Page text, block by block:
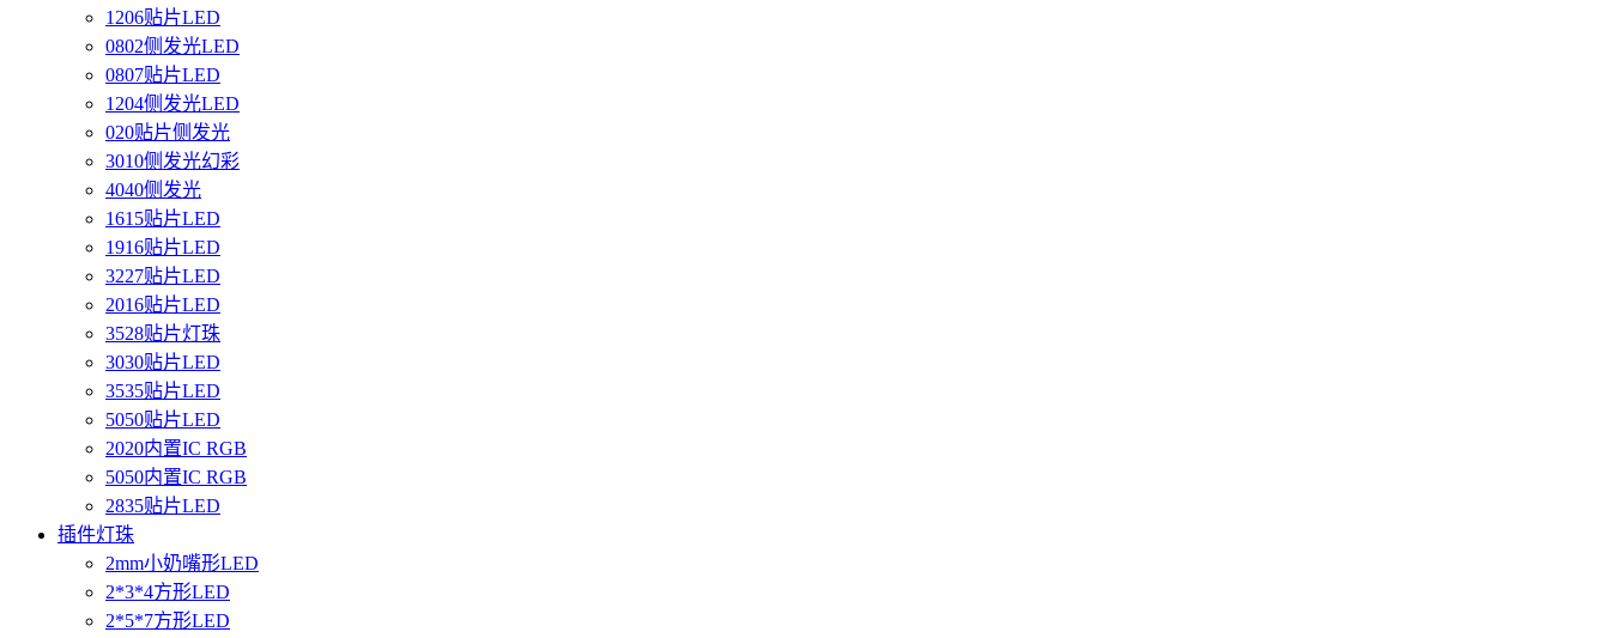
1206贴片LED
0802侧发光LED
0807贴片LED
1204侧发光LED
020贴片侧发光
3010侧发光幻彩
4040侧发光
1615贴片LED
1916贴片LED
3227贴片LED
2016贴片LED
3528贴片灯珠
3030贴片LED
3535贴片LED
5050贴片LED
2020内置IC RGB
5050内置IC RGB
2835贴片LED
插件灯珠
2mm小奶嘴形LED
2*3*4方形LED
2*5*7方形LED